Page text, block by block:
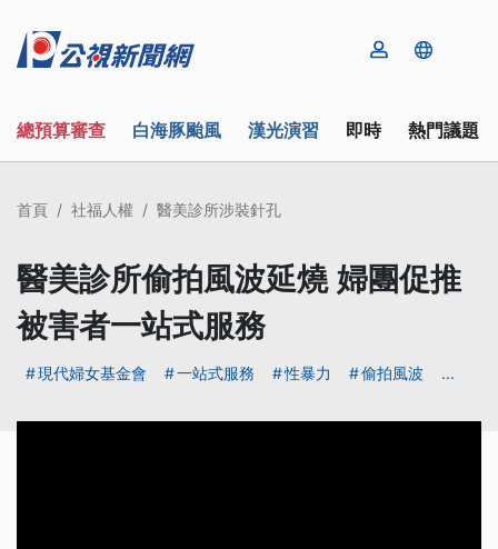
總預算審查 白海豚颱風 漢光演習 即時 熱門議題
首頁 社福人權 醫美診所涉裝針孔
醫美診所偷拍風波延燒 婦團促推
被害者一站式服務
現代婦女基金會 一站式服務 性暴力 偷拍風波 ...